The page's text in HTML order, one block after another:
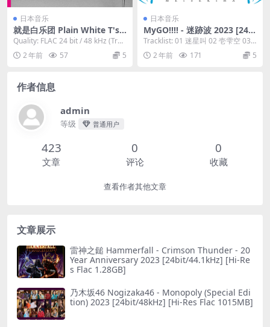
日本音乐
就是白乐团 Plain White T's -
Plain White T's 2023 [24bit/
48kHz] [Hi-Res Flac 286MB]
Quality: FLAC 24 bit / 48 kHz (Trac
ks) A...
2 年前 57 5
日本音乐
MyGO!!!! - 迷跡波 2023 [24bi
t/96kHz] [Hi-Res Flac 0.98G
B]
Tracklist: 01 迷星叫 02 壱雫空 03
碧天伴走 04 影色舞 ...
2 年前 171 5
作者信息
admin
等级 普通用户
423
文章
0
评论
0
收藏
查看作者其他文章
文章展示
雷神之鎚 Hammerfall - Crimson Thunder - 20
Year Anniversary 2023 [24bit/44.1kHz] [Hi-Re
s Flac 1.28GB]
乃木坂46 Nogizaka46 - Monopoly (Special Edi
tion) 2023 [24bit/48kHz] [Hi-Res Flac 1015MB]